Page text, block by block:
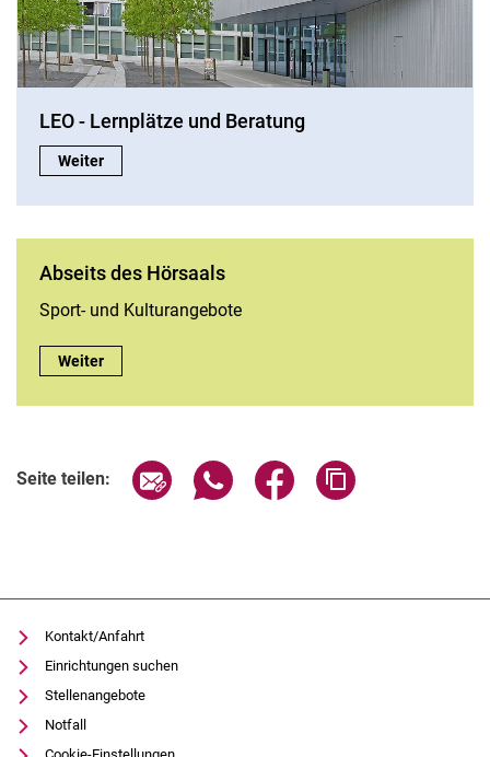
LEO - Lernplätze und Beratung
LEO - Lernplätze und Beratung:
Weiter
Abseits des Hörsaals
Sport- und Kulturangebote
Abseits des Hörsaals:
Weiter
Seite teilen: Seite über E-Mail teilen
Seite über WhatsApp teilen
Seite über Facebook
Kontakt/Anfahrt
Einrichtungen suchen
Stellenangebote
Notfall
Cookie-Einstellungen